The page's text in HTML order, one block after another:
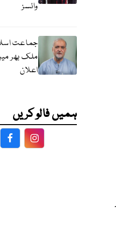
وائسز
ملک بھر
اعلان
ہمیں فالو کریں
FacebookFacebook